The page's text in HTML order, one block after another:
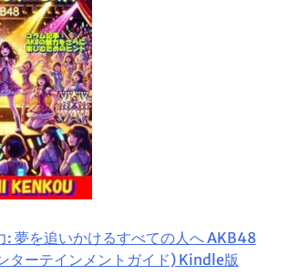
夢を追いかけるすべての人へ AKB48
ターテインメントガイド) Kindle版